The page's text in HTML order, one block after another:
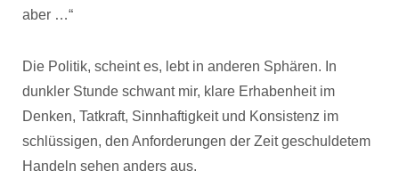
aber …“
Die Politik, scheint es, lebt in anderen Sphären. In
dunkler Stunde schwant mir, klare Erhabenheit im
Denken, Tatkraft, Sinnhaftigkeit und Konsistenz im
schlüssigen, den Anforderungen der Zeit geschuldetem
Handeln sehen anders aus.